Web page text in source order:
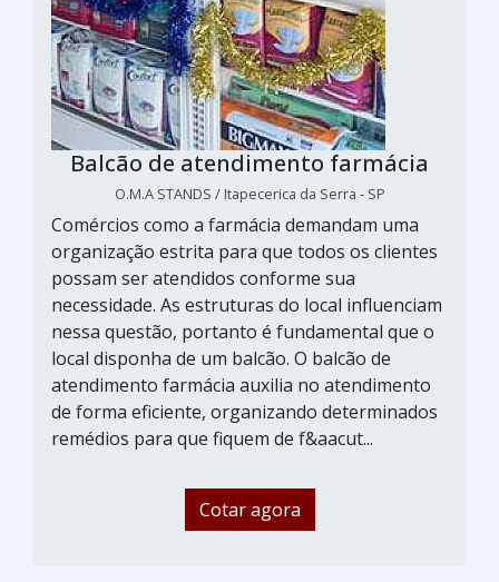
Balcão de atendimento farmácia
O.M.A STANDS / Itapecerica da Serra - SP
Comércios como a farmácia demandam uma
organização estrita para que todos os clientes
possam ser atendidos conforme sua
necessidade. As estruturas do local influenciam
nessa questão, portanto é fundamental que o
local disponha de um balcão. O balcão de
atendimento farmácia auxilia no atendimento
de forma eficiente, organizando determinados
remédios para que fiquem de f&aacut...
Cotar agora